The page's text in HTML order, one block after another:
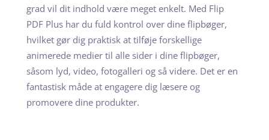
grad vil dit indhold være meget enkelt. Med Flip
PDF Plus har du fuld kontrol over dine flipbøger,
hvilket gør dig praktisk at tilføje forskellige
animerede medier til alle sider i dine flipbøger,
såsom lyd, video, fotogalleri og så videre. Det er en
fantastisk måde at engagere dig læsere og
promovere dine produkter.